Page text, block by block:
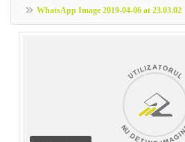
WhatsApp Image 2019-04-06 at 23.03.02